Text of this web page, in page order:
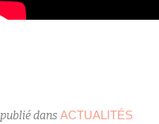
publié dans ACTUALITÉS